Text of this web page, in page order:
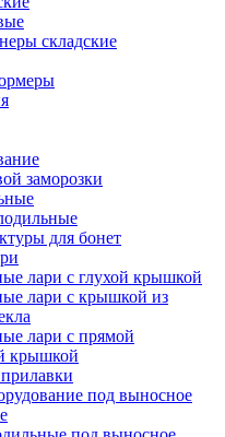
складские
заморозки
для бонет
лари с глухой крышкой
лари с крышкой из
лари с прямой
крышкой
под выносное